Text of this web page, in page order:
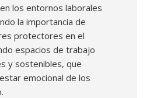
los entornos laborales
la importancia de
protectores en el
espacios de trabajo
y sostenibles, que
emocional de los